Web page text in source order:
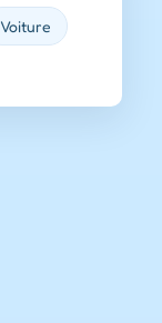
Voiture